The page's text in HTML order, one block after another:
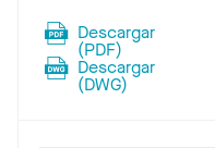
Descargar
(PDF)
Descargar
(DWG)